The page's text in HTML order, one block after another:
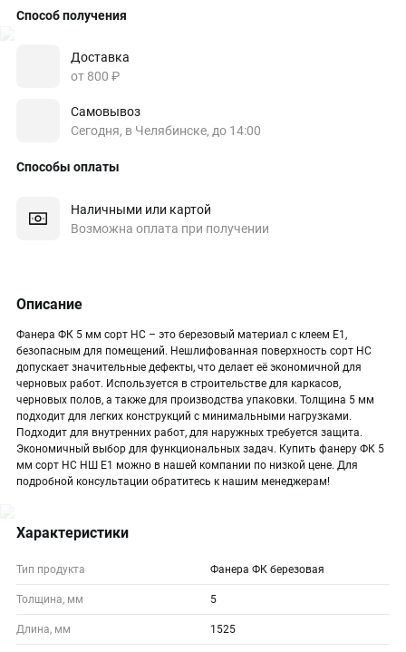
Способ получения
Доставка
от 800 ₽
Самовывоз
Сегодня, в Челябинске, до 14:00
Способы оплаты
Наличными или картой
Возможна оплата при получении
Описание
Фанера ФК 5 мм сорт НС – это березовый материал с клеем Е1,
безопасным для помещений. Нешлифованная поверхность сорт НС
допускает значительные дефекты, что делает её экономичной для
черновых работ. Используется в строительстве для каркасов,
черновых полов, а также для производства упаковки. Толщина 5 мм
подходит для легких конструкций с минимальными нагрузками.
Подходит для внутренних работ, для наружных требуется защита.
Экономичный выбор для функциональных задач. Купить фанеру ФК 5
мм сорт НС НШ Е1 можно в нашей компании по низкой цене. Для
подробной консультации обратитесь к нашим менеджерам!
Характеристики
Тип продукта Фанера ФК березовая
Толщина, мм 5
Длина, мм 1525